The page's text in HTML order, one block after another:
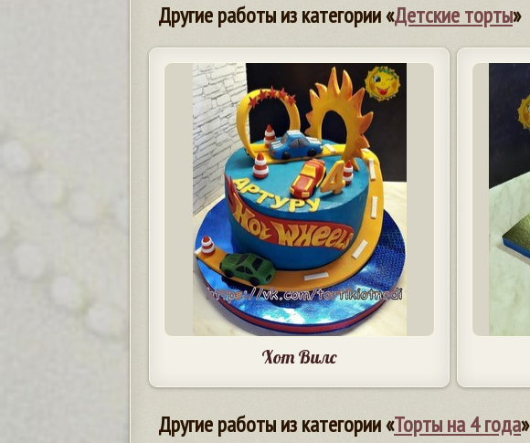
Другие работы из категории «Детские торты»
Хот Вилс
Другие работы из категории «Торты на 4 года»